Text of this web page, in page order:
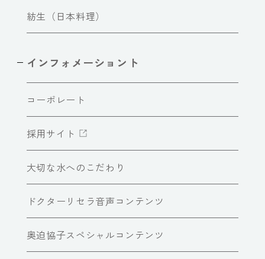
紡生（日本料理）
インフォメーショント
コーポレート
採用サイト
大切な水へのこだわり
ドクターリセラ音声コンテンツ
奥迫協子スペシャルコンテンツ